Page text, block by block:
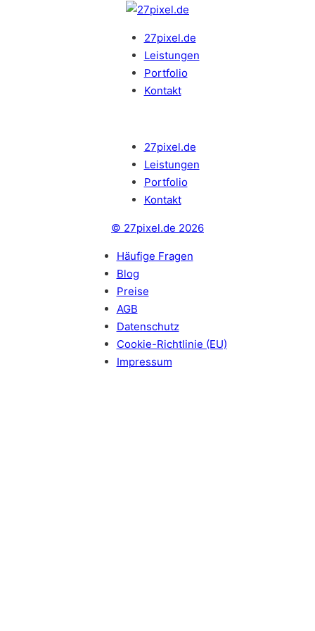
27pixel.de
Leistungen
Portfolio
Kontakt
27pixel.de
Leistungen
Portfolio
Kontakt
© 27pixel.de 2026
Häufige Fragen
Blog
Preise
AGB
Datenschutz
Cookie-Richtlinie (EU)
Impressum